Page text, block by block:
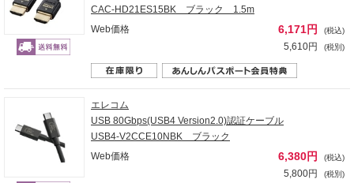
CAC-HD21ES15BK ブラック 1.5m
Web価格
6,171円 (税込)
5,610円 (税別)
エレコム
USB 80Gbps(USB4 Version2.0)認証ケーブル
USB4-V2CCE10NBK ブラック
Web価格
6,380円 (税込)
5,800円 (税別)